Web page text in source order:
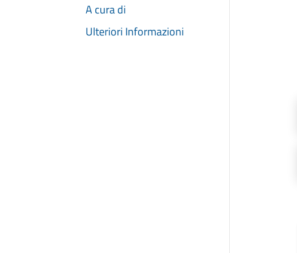
A cura di
Ulteriori Informazioni